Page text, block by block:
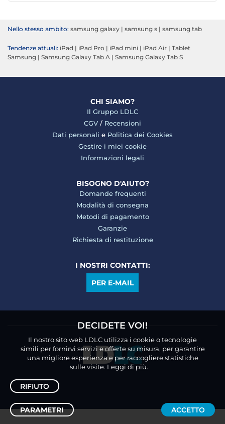
Nello stesso ambito: samsung galaxy | samsung s | samsung tab
Tendenze attuali: iPad | iPad Pro | iPad mini | iPad Air | Tablet
Samsung | Samsung Galaxy Tab A | Samsung Galaxy Tab S
CHI SIAMO?
Il Gruppo LDLC
CGV / Recensioni
Dati personali e Politica dei Cookies
Gestire i miei cookie
Informazioni legali
BISOGNO D'AIUTO?
Domande frequenti
Modalità di consegna
Metodi di pagamento
Garanzie
Richiesta di restituzione
I NOSTRI CONTATTI:
PER E-MAIL
DECIDETE VOI!
Il nostro sito web LDLC utilizza i cookie o tecnologie
simili per fornirvi servizi e offerte su misura, per garantire
una migliore esperienza e per raccogliere statistiche
sulle visite. Leggi di più.
RIFIUTO
PARAMETRI ACCETTO